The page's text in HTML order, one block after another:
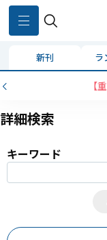
新刊 ラ
コンビニ決済に
詳細検索
キーワード
859